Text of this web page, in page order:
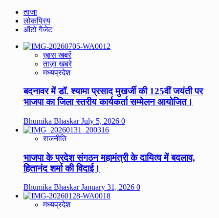
ताजा
लोकप्रिय
ऑटो गैजेट
ख़ास खबरें
ताज़ा खबरे
मध्यप्रदेश
बदनावर में डॉ. श्यामा प्रसाद मुखर्जी की 125वीं जयंती पर
भाजपा का जिला स्तरीय कार्यकर्ता सम्मेलन आयोजित।
Bhumika BhaskarJuly 5, 2026 0
राजनीति
भाजपा के प्रदेश संगठन महामंत्री के दायित्व में बदलाव,
हितानंद शर्मा की विदाई।
Bhumika BhaskarJanuary 31, 2026 0
मध्यप्रदेश